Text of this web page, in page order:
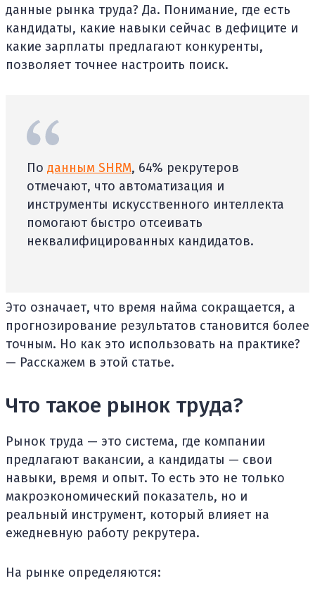
данные рынка труда? Да. Понимание, где есть
кандидаты, какие навыки сейчас в дефиците и
какие зарплаты предлагают конкуренты,
позволяет точнее настроить поиск.
По данным SHRM, 64% рекрутеров
отмечают, что автоматизация и
инструменты искусственного интеллекта
помогают быстро отсеивать
неквалифицированных кандидатов.
Это означает, что время найма сокращается, а
прогнозирование результатов становится более
точным. Но как это использовать на практике?
— Расскажем в этой статье.
Что такое рынок труда?
Рынок труда — это система, где компании
предлагают вакансии, а кандидаты — свои
навыки, время и опыт. То есть это не только
макроэкономический показатель, но и
реальный инструмент, который влияет на
ежедневную работу рекрутера.
На рынке определяются: